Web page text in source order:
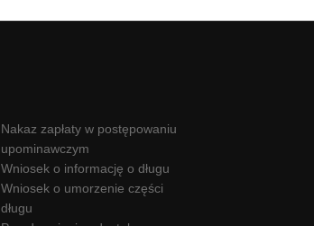
Nakaz zapłaty w postępowaniu
upominawczym
Wniosek o informację o długu
Wniosek o umorzenie części
długu